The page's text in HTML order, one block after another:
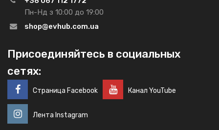
Пн-Нд з 10:00 до 19:00
shop@evhub.com.ua
Присоединяйтесь в социальных
сетях:
Страница Facebook Канал YouTube
Лента Instagram